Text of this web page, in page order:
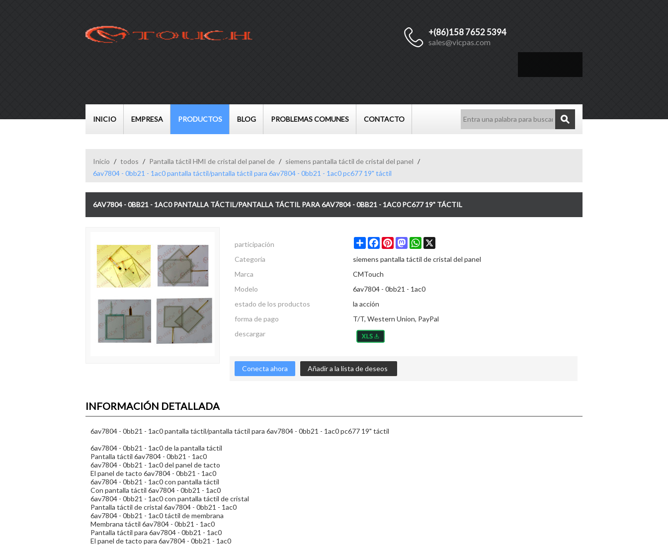
+(86)158 7652 5394
sales@vicpas.com
INICIO EMPRESA PRODUCTOS BLOG PROBLEMAS COMUNES CONTACTO
Inicio / todos / Pantalla táctil HMI de cristal del panel de / siemens pantalla táctil de cristal del panel /
6av7804 - 0bb21 - 1ac0 pantalla táctil/pantalla táctil para 6av7804 - 0bb21 - 1ac0 pc677 19" táctil
6AV7804 - 0BB21 - 1AC0 PANTALLA TÁCTIL/PANTALLA TÁCTIL PARA 6AV7804 - 0BB21 - 1AC0 PC677 19" TÁCTIL
participación ShareFacebookPinterestMastodonWhatsApp
Categoría
siemens pantalla táctil de cristal del panel
Marca
CMTouch
Modelo
6av7804 - 0bb21 - 1ac0
estado de los productos
la acción
forma de pago
T/T, Western Union, PayPal
descargar
Conecta ahora Añadir a la lista de deseos
INFORMACIÓN DETALLADA
6av7804 - 0bb21 - 1ac0 pantalla táctil/pantalla táctil para 6av7804 - 0bb21 - 1ac0 pc677 19" táctil
6av7804 - 0bb21 - 1ac0 de la pantalla táctil
Pantalla táctil 6av7804 - 0bb21 - 1ac0
6av7804 - 0bb21 - 1ac0 del panel de tacto
El panel de tacto 6av7804 - 0bb21 - 1ac0
6av7804 - 0bb21 - 1ac0 con pantalla táctil
Con pantalla táctil 6av7804 - 0bb21 - 1ac0
6av7804 - 0bb21 - 1ac0 con pantalla táctil de cristal
Pantalla táctil de cristal 6av7804 - 0bb21 - 1ac0
6av7804 - 0bb21 - 1ac0 táctil de membrana
Membrana táctil 6av7804 - 0bb21 - 1ac0
Pantalla táctil para 6av7804 - 0bb21 - 1ac0
El panel de tacto para 6av7804 - 0bb21 - 1ac0